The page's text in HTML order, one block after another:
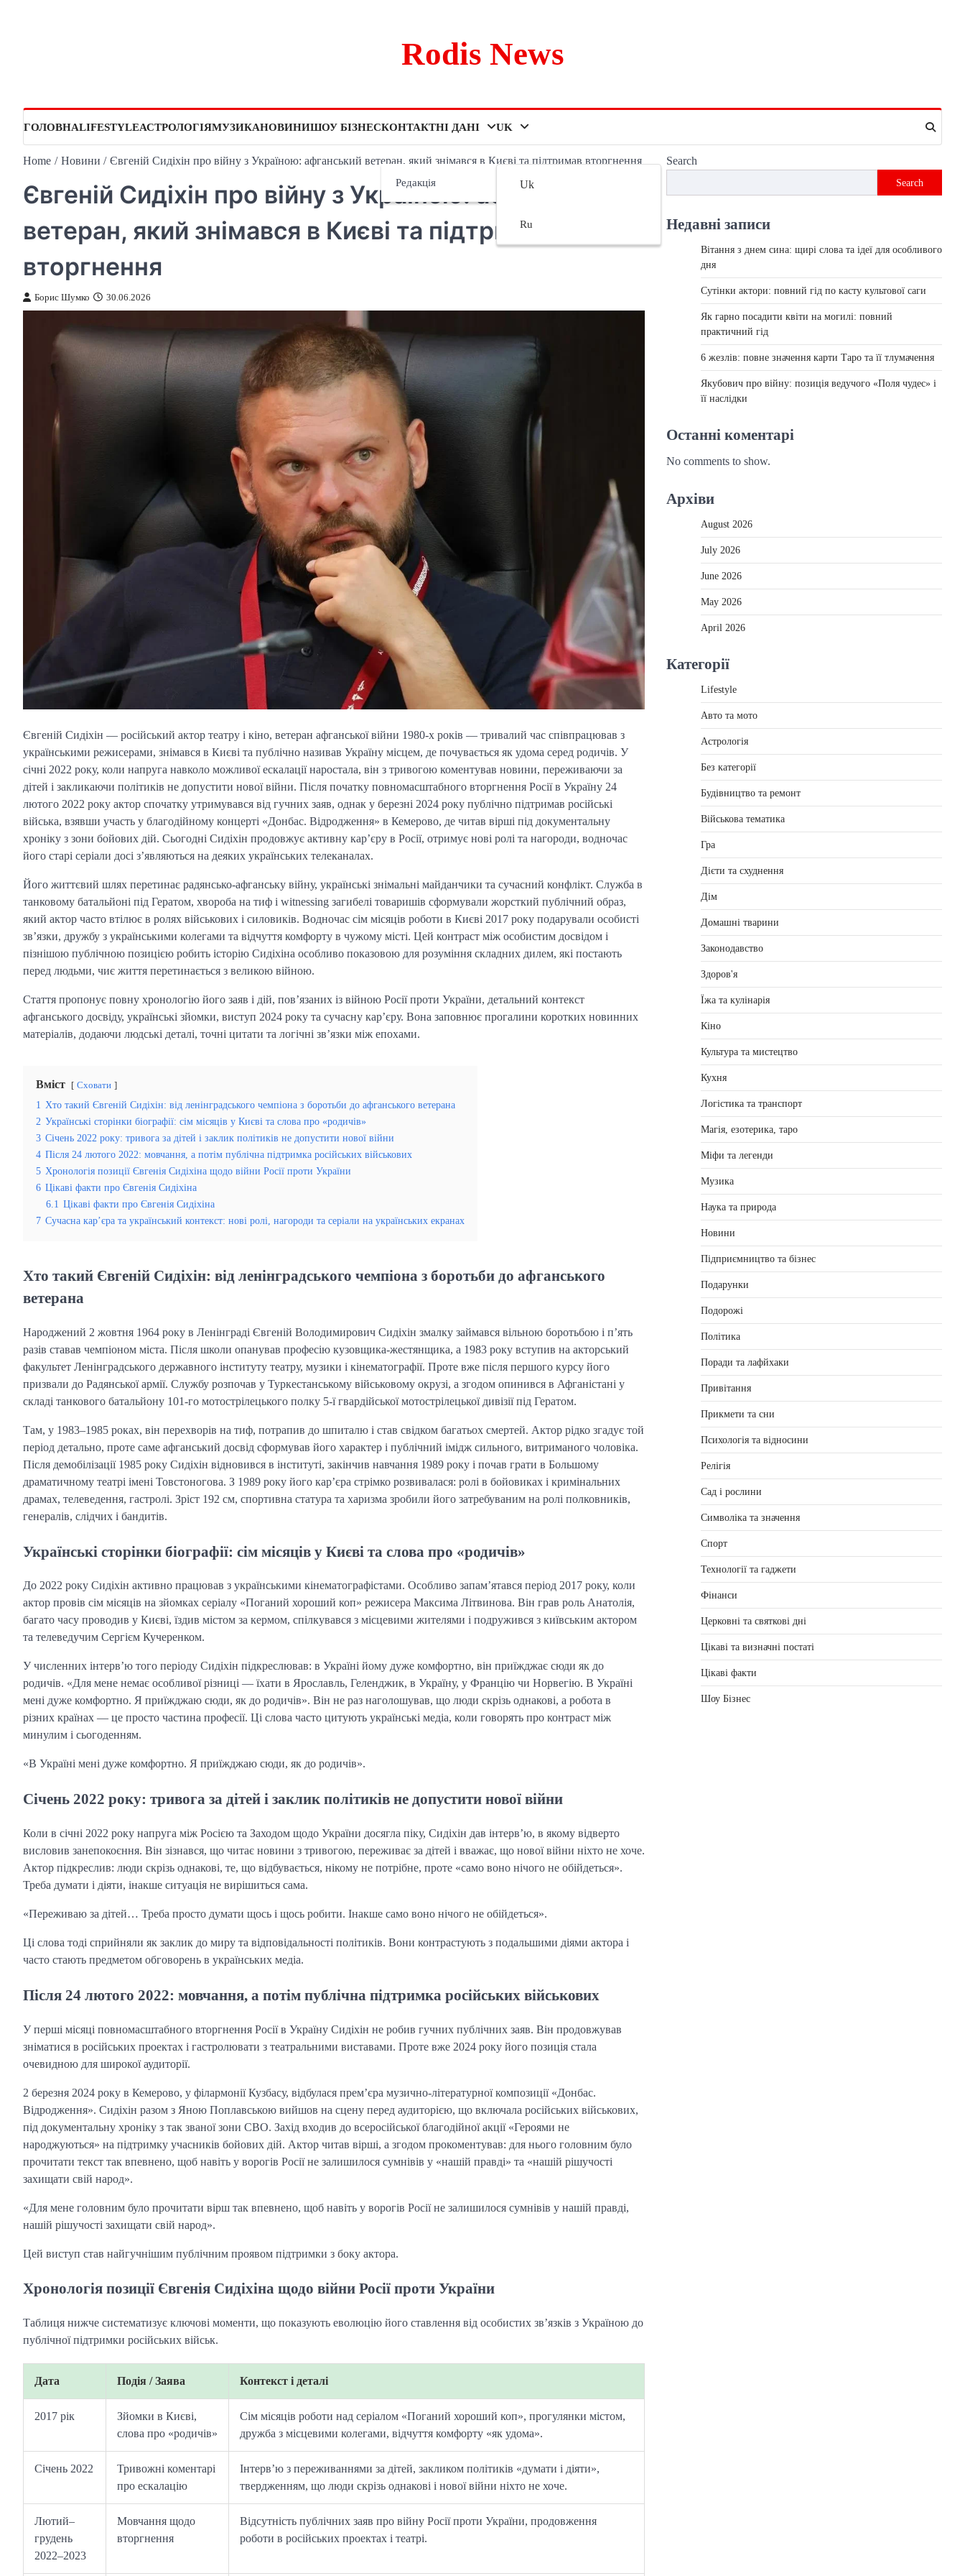
Rodis News
ГОЛОВНАLIFESTYLEАСТРОЛОГІЯМУЗИКАНОВИНИШОУ БІЗНЕСКОНТАКТНІ ДАНІ
Редакція
UK
Uk
Ru
Home Новини Євгеній Сидіхін про війну з Україною: афганський ветеран, який знімався в Києві та підтримав вторгнення
Євгеній Сидіхін про війну з Україною: афганський
ветеран, який знімався в Києві та підтримав
вторгнення
Борис Шумко 30.06.2026
Євгеній Сидіхін — російський актор театру і кіно, ветеран афганської війни 1980-х років — тривалий час співпрацював з
українськими режисерами, знімався в Києві та публічно називав Україну місцем, де почувається як удома серед родичів. У
січні 2022 року, коли напруга навколо можливої ескалації наростала, він з тривогою коментував новини, переживаючи за
дітей і закликаючи політиків не допустити нової війни. Після початку повномасштабного вторгнення Росії в Україну 24
лютого 2022 року актор спочатку утримувався від гучних заяв, однак у березні 2024 року публічно підтримав російські
війська, взявши участь у благодійному концерті «Донбас. Відродження» в Кемерово, де читав вірші під документальну
хроніку з зони бойових дій. Сьогодні Сидіхін продовжує активну кар’єру в Росії, отримує нові ролі та нагороди, водночас
його старі серіали досі з’являються на деяких українських телеканалах.
Його життєвий шлях перетинає радянсько-афганську війну, українські знімальні майданчики та сучасний конфлікт. Служба в
танковому батальйоні під Гератом, хвороба на тиф і witnessing загибелі товаришів сформували жорсткий публічний образ,
який актор часто втілює в ролях військових і силовиків. Водночас сім місяців роботи в Києві 2017 року подарували особисті
зв’язки, дружбу з українськими колегами та відчуття комфорту в чужому місті. Цей контраст між особистим досвідом і
пізнішою публічною позицією робить історію Сидіхіна особливо показовою для розуміння складних дилем, які постають
перед людьми, чиє життя перетинається з великою війною.
Стаття пропонує повну хронологію його заяв і дій, пов’язаних із війною Росії проти України, детальний контекст
афганського досвіду, українські зйомки, виступ 2024 року та сучасну кар’єру. Вона заповнює прогалини коротких новинних
матеріалів, додаючи людські деталі, точні цитати та логічні зв’язки між епохами.
Вміст Сховати
1 Хто такий Євгеній Сидіхін: від ленінградського чемпіона з боротьби до афганського ветерана
2 Українські сторінки біографії: сім місяців у Києві та слова про «родичів»
3 Січень 2022 року: тривога за дітей і заклик політиків не допустити нової війни
4 Після 24 лютого 2022: мовчання, а потім публічна підтримка російських військових
5 Хронологія позиції Євгенія Сидіхіна щодо війни Росії проти України
6 Цікаві факти про Євгенія Сидіхіна
6.1 Цікаві факти про Євгенія Сидіхіна
7 Сучасна кар’єра та український контекст: нові ролі, нагороди та серіали на українських екранах
Хто такий Євгеній Сидіхін: від ленінградського чемпіона з боротьби до афганського
ветерана
Народжений 2 жовтня 1964 року в Ленінграді Євгеній Володимирович Сидіхін змалку займався вільною боротьбою і п’ять
разів ставав чемпіоном міста. Після школи опанував професію кузовщика-жестянщика, а 1983 року вступив на акторський
факультет Ленінградського державного інституту театру, музики і кінематографії. Проте вже після першого курсу його
призвали до Радянської армії. Службу розпочав у Туркестанському військовому окрузі, а згодом опинився в Афганістані у
складі танкового батальйону 101-го мотострілецького полку 5-ї гвардійської мотострілецької дивізії під Гератом.
Там, у 1983–1985 роках, він перехворів на тиф, потрапив до шпиталю і став свідком багатьох смертей. Актор рідко згадує той
період детально, проте саме афганський досвід сформував його характер і публічний імідж сильного, витриманого чоловіка.
Після демобілізації 1985 року Сидіхін відновився в інституті, закінчив навчання 1989 року і почав грати в Большому
драматичному театрі імені Товстоногова. З 1989 року його кар’єра стрімко розвивалася: ролі в бойовиках і кримінальних
драмах, телеведення, гастролі. Зріст 192 см, спортивна статура та харизма зробили його затребуваним на ролі полковників,
генералів, слідчих і бандитів.
Українські сторінки біографії: сім місяців у Києві та слова про «родичів»
До 2022 року Сидіхін активно працював з українськими кінематографістами. Особливо запам’ятався період 2017 року, коли
актор провів сім місяців на зйомках серіалу «Поганий хороший коп» режисера Максима Літвинова. Він грав роль Анатолія,
багато часу проводив у Києві, їздив містом за кермом, спілкувався з місцевими жителями і подружився з київським актором
та телеведучим Сергієм Кучеренком.
У численних інтерв’ю того періоду Сидіхін підкреслював: в Україні йому дуже комфортно, він приїжджає сюди як до
родичів. «Для мене немає особливої різниці — їхати в Ярославль, Геленджик, в Україну, у Францію чи Норвегію. В Україні
мені дуже комфортно. Я приїжджаю сюди, як до родичів». Він не раз наголошував, що люди скрізь однакові, а робота в
різних країнах — це просто частина професії. Ці слова часто цитують українські медіа, коли говорять про контраст між
минулим і сьогоденням.
«В Україні мені дуже комфортно. Я приїжджаю сюди, як до родичів».
Січень 2022 року: тривога за дітей і заклик політиків не допустити нової війни
Коли в січні 2022 року напруга між Росією та Заходом щодо України досягла піку, Сидіхін дав інтерв’ю, в якому відверто
висловив занепокоєння. Він зізнався, що читає новини з тривогою, переживає за дітей і вважає, що нової війни ніхто не хоче.
Актор підкреслив: люди скрізь однакові, те, що відбувається, нікому не потрібне, проте «само воно нічого не обійдеться».
Треба думати і діяти, інакше ситуація не вирішиться сама.
«Переживаю за дітей… Треба просто думати щось і щось робити. Інакше само воно нічого не обійдеться».
Ці слова тоді сприйняли як заклик до миру та відповідальності політиків. Вони контрастують з подальшими діями актора і
часто стають предметом обговорень в українських медіа.
Після 24 лютого 2022: мовчання, а потім публічна підтримка російських військових
У перші місяці повномасштабного вторгнення Росії в Україну Сидіхін не робив гучних публічних заяв. Він продовжував
зніматися в російських проектах і гастролювати з театральними виставами. Проте вже 2024 року його позиція стала
очевидною для широкої аудиторії.
2 березня 2024 року в Кемерово, у філармонії Кузбасу, відбулася прем’єра музично-літературної композиції «Донбас.
Відродження». Сидіхін разом з Яною Поплавською вийшов на сцену перед аудиторією, що включала російських військових,
під документальну хроніку з так званої зони СВО. Захід входив до всеросійської благодійної акції «Героями не
народжуються» на підтримку учасників бойових дій. Актор читав вірші, а згодом прокоментував: для нього головним було
прочитати текст так впевнено, щоб навіть у ворогів Росії не залишилося сумнівів у «нашій правді» та «нашій рішучості
захищати свій народ».
«Для мене головним було прочитати вірш так впевнено, щоб навіть у ворогів Росії не залишилося сумнівів у нашій правді,
нашій рішучості захищати свій народ».
Цей виступ став найгучнішим публічним проявом підтримки з боку актора.
Хронологія позиції Євгенія Сидіхіна щодо війни Росії проти України
Таблиця нижче систематизує ключові моменти, що показують еволюцію його ставлення від особистих зв’язків з Україною до
публічної підтримки російських військ.
Дата Подія / Заява Контекст і деталі
2017 рік
Зйомки в Києві,
слова про «родичів»
Сім місяців роботи над серіалом «Поганий хороший коп», прогулянки містом,
дружба з місцевими колегами, відчуття комфорту «як удома».
Січень 2022
Тривожні коментарі
про ескалацію
Інтерв’ю з переживаннями за дітей, закликом політиків «думати і діяти»,
твердженням, що люди скрізь однакові і нової війни ніхто не хоче.
Лютий–
грудень
2022–2023
Мовчання щодо
вторгнення
Відсутність публічних заяв про війну Росії проти України, продовження
роботи в російських проектах і театрі.
Search
Search
Недавні записи
Вітання з днем сина: щирі слова та ідеї для особливого
дня
Сутінки актори: повний гід по касту культової саги
Як гарно посадити квіти на могилі: повний
практичний гід
6 жезлів: повне значення карти Таро та її тлумачення
Якубович про війну: позиція ведучого «Поля чудес» і
її наслідки
Останні коментарі
No comments to show.
Архіви
August 2026
July 2026
June 2026
May 2026
April 2026
Категорії
Lifestyle
Авто та мото
Астрологія
Без категорії
Будівництво та ремонт
Військова тематика
Гра
Дієти та схуднення
Дім
Домашні тварини
Законодавство
Здоров'я
Їжа та кулінарія
Кіно
Культура та мистецтво
Кухня
Логістика та транспорт
Магія, езотерика, таро
Міфи та легенди
Музика
Наука та природа
Новини
Підприємництво та бізнес
Подарунки
Подорожі
Політика
Поради та лафйхаки
Привітання
Прикмети та сни
Психологія та відносини
Релігія
Сад і рослини
Символіка та значення
Спорт
Технології та гаджети
Фінанси
Церковні та святкові дні
Цікаві та визначні постаті
Цікаві факти
Шоу Бізнес